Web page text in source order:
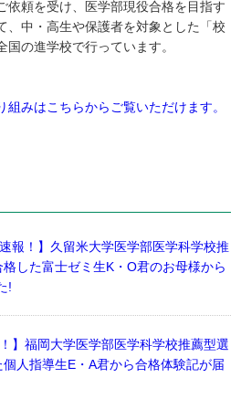
依頼を受け、医学部現役合格を目指す
、中・高生や保護者を対象とした「校
の進学校で行っています。
みはこちらからご覧いただけます。
速報！】久留米大学医学部医学科学校推
した富士ゼミ生K・O君のお母様から
!
！】福岡大学医学部医学科学校推薦型選
人指導生E・A君から合格体験記が届